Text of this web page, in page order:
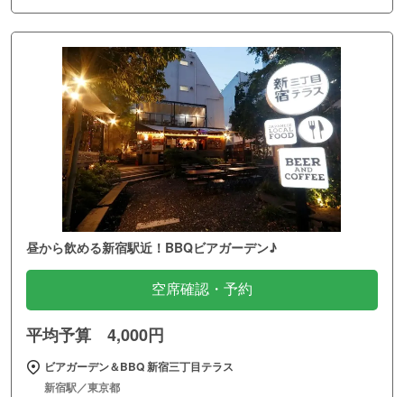
昼から飲める新宿駅近！BBQビアガーデン♪
空席確認・予約
平均予算 4,000円
ビアガーデン＆BBQ 新宿三丁目テラス
新宿駅／東京都